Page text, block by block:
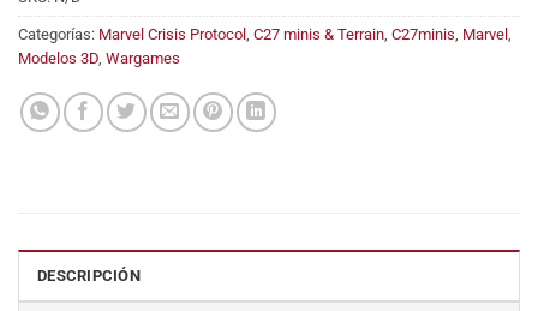
Categorías: Marvel Crisis Protocol , C27 minis & Terrain, C27minis, Marvel ,
Modelos 3D, Wargames
DESCRIPCIÓN